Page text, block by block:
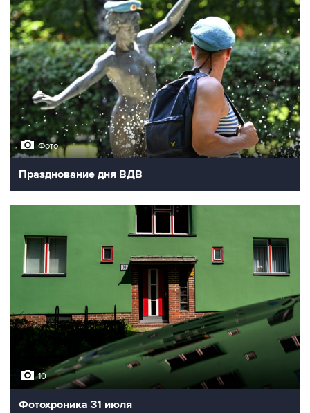
Фото
Празднование дня ВДВ
10
Фотохроника 31 июля